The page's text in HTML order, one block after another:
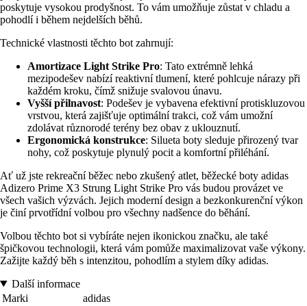
poskytuje vysokou prodyšnost. To vám umožňuje zůstat v chladu a
pohodlí i během nejdelších běhů.
Technické vlastnosti těchto bot zahrnují:
Amortizace Light Strike Pro: Tato extrémně lehká
mezipodešev nabízí reaktivní tlumení, které pohlcuje nárazy při
každém kroku, čímž snižuje svalovou únavu.
Vyšší přilnavost: Podešev je vybavena efektivní protiskluzovou
vrstvou, která zajišťuje optimální trakci, což vám umožní
zdolávat různorodé terény bez obav z uklouznutí.
Ergonomická konstrukce: Silueta boty sleduje přirozený tvar
nohy, což poskytuje plynulý pocit a komfortní přiléhání.
Ať už jste rekreační běžec nebo zkušený atlet, běžecké boty adidas
Adizero Prime X3 Strung Light Strike Pro vás budou provázet ve
všech vašich výzvách. Jejich moderní design a bezkonkurenční výkon
je činí prvotřídní volbou pro všechny nadšence do běhání.
Volbou těchto bot si vybíráte nejen ikonickou značku, ale také
špičkovou technologii, která vám pomůže maximalizovat vaše výkony.
Zažijte každý běh s intenzitou, pohodlím a stylem díky adidas.
Další informace
Marki
adidas